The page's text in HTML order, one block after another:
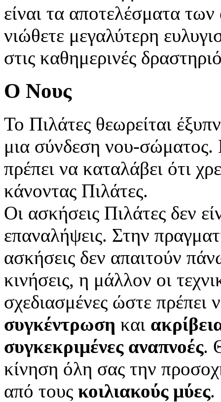
είναι τα αποτελέσματα
νιώθετε μεγαλύτερη
στις καθημερινές
Ο Νους
Το Πιλάτες θεωρείται
μια σύνδεση νου-σώματος.
πρέπει να καταλάβει ότι
κάνοντας Πιλάτες.
Οι ασκήσεις Πιλάτες δεν
επαναλήψεις. Στην
ασκήσεις δεν απαιτούν
κινήσεις, η μάλλον οι
σχεδιασμένες ώστε
συγκέντρωση και
συγκεκριμένες αναπνοές.
κίνηση όλη σας την
από τους κοιλιακούς μύες.